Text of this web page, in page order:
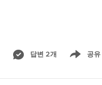
답변 2개 공유
Show menu